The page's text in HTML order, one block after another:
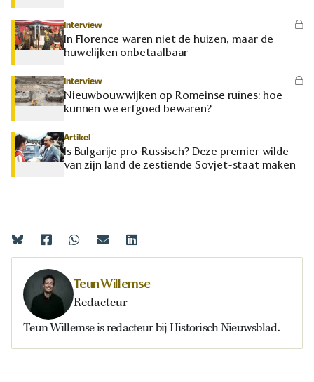
Interview
In Florence waren niet de huizen, maar de
huwelijken onbetaalbaar
Interview
Nieuwbouwwijken op Romeinse ruïnes: hoe
kunnen we erfgoed bewaren?
Artikel
Is Bulgarije pro-Russisch? Deze premier wilde
van zijn land de zestiende Sovjet-staat maken
Teun Willemse
Redacteur
Teun Willemse is redacteur bij Historisch Nieuwsblad.